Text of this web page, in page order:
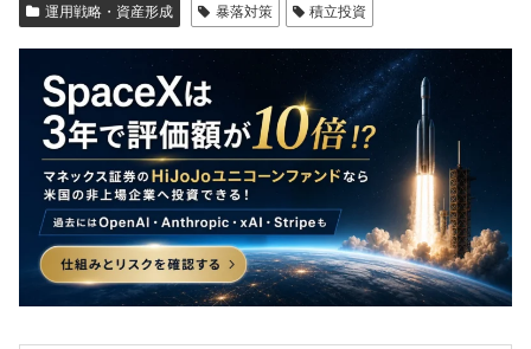
運用戦略・資産形成 暴落対策 積立投資